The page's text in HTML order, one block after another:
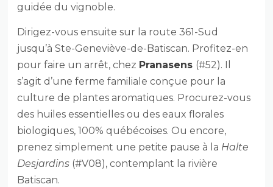
guidée du vignoble.
Dirigez-vous ensuite sur la route 361-Sud
jusqu’à Ste-Geneviève-de-Batiscan. Profitez-en
pour faire un arrêt, chez Pranasens (#52). Il
s’agit d’une ferme familiale conçue pour la
culture de plantes aromatiques. Procurez-vous
des huiles essentielles ou des eaux florales
biologiques, 100% québécoises. Ou encore,
prenez simplement une petite pause à la Halte
Desjardins (#V08), contemplant la rivière
Batiscan.